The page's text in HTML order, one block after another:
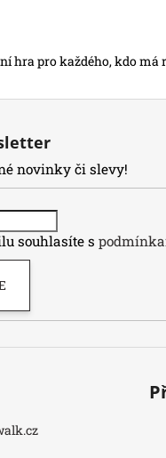
hra pro každého, kdo
novinky či slevy!
souhlasíte s